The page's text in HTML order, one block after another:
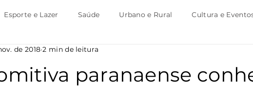
Esporte e Lazer Saúde Urbano e Rural Cultura e
Geral Meio Ambiente
paranaense
de 2018 2 min de leitura